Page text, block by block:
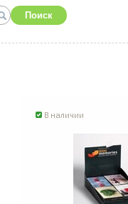
Поиск
В наличии